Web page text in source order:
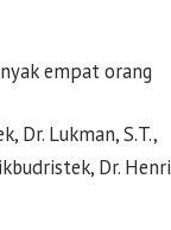
empat orang
Dr. Lukman, S.T.,
Dr. Henri